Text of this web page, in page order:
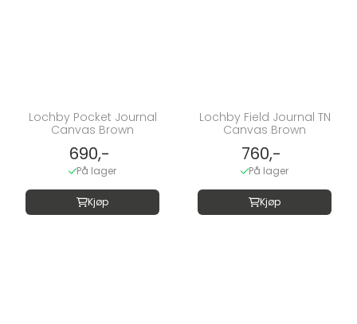
Lochby Pocket Journal
Canvas Brown
690,-
På lager
Kjøp
Lochby Field Journal TN
Canvas Brown
760,-
På lager
Kjøp